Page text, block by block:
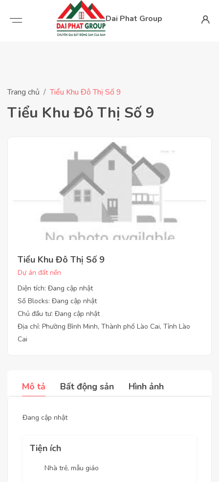
Dai Phat Group
Trang chủ Tiểu Khu Đô Thị Số 9
Tiểu Khu Đô Thị Số 9
Tiểu Khu Đô Thị Số 9
Dự án đất nền
Diện tích: Đang cập nhật
Số Blocks: Đang cập nhật
Chủ đầu tư: Đang cập nhật
Địa chỉ: Phường Bình Minh, Thành phố Lào Cai, Tỉnh Lào
Cai
Mô tả Bất động sản Hình ảnh
Đang cập nhật
Tiện ích
Nhà trẻ, mẫu giáo